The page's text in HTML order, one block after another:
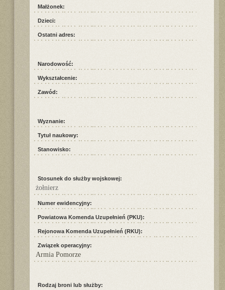
Małżonek:
Dzieci:
Ostatni adres:
Narodowość:
Wykształcenie:
Zawód:
Wyznanie:
Tytuł naukowy:
Stanowisko:
Stosunek do służby wojskowej:
żołnierz
Numer ewidencyjny:
Powiatowa Komenda Uzupełnień (PKU):
Rejonowa Komenda Uzupełnień (RKU):
Związek operacyjny:
Armia Pomorze
Rodzaj broni lub służby: